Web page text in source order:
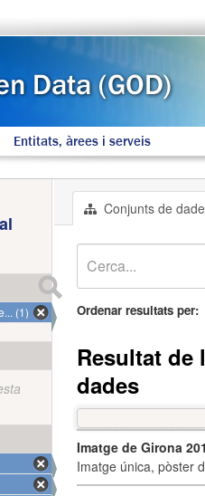
Entitats, àrees i serveis
Conjunts de
Ordenar resultats per
Resultat de
dades
Imatge de Girona
Imatge única, pòster
(1)